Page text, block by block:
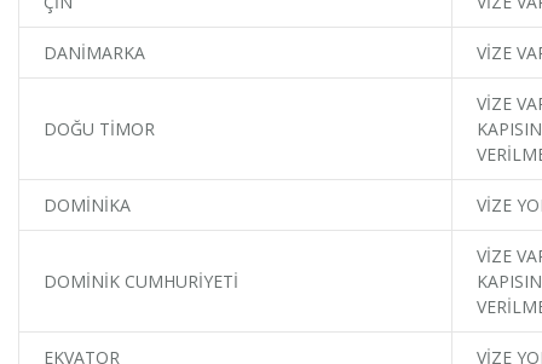
DANİMARKA VİZE
DOĞU TİMOR
VİZE
DOMİNİKA VİZE
DOMİNİK CUMHURİYETİ
VİZE
EKVATOR VİZE